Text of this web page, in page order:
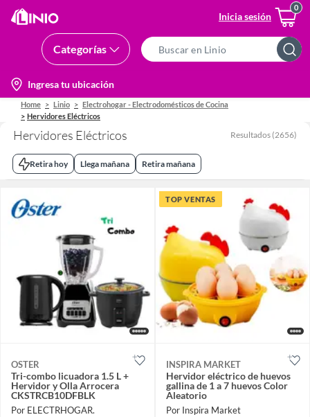
Inicia sesión
Categorías
Bar
location-
icon
Ingresa tu ubicación
Home Linio
Electrohogar - Electrodomésticos de Cocina
Hervidores Eléctricos
Hervidores Eléctricos Resultados (2656)
Retira hoy Llega mañana Retira mañana
OSTER
Tri-combo licuadora 1.5 L +
Hervidor y Olla Arrocera
CKSTRCB10DFBLK
Por ELECTRHOGAR.
TOP VENTAS
INSPIRA MARKET
Hervidor eléctrico de huevos
gallina de 1 a 7 huevos Color
Aleatorio
Por Inspira Market